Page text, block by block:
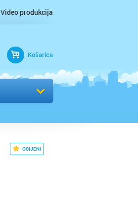
Video produkcija
Košarica
OCIJENI